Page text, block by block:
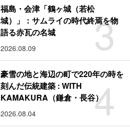
3
福島・会津「鶴ヶ城（若松
城）」：サムライの時代終焉を物
語る赤瓦の名城
2026.08.09
4
豪雪の地と海辺の町で220年の時を
刻んだ伝統建築 : WITH
KAMAKURA（鎌倉・長谷）
2026.08.04